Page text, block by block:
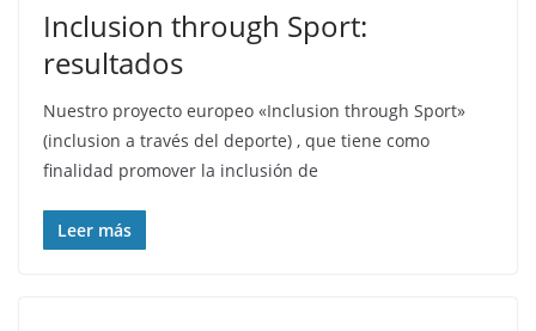
Inclusion through Sport:
resultados
Nuestro proyecto europeo «Inclusion through Sport»
(inclusion a través del deporte) , que tiene como
finalidad promover la inclusión de
Leer más